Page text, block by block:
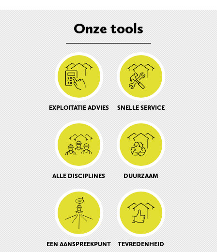
Onze tools
EXPLOITATIE ADVIES SNELLE SERVICE
ALLE DISCIPLINES DUURZAAM
EEN AANSPREEKPUNT TEVREDENHEID